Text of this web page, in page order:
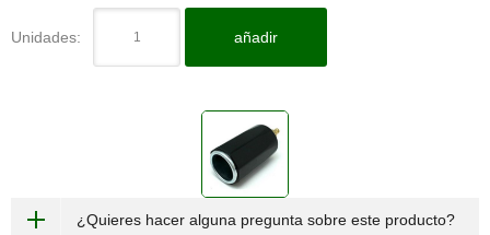
Unidades: añadir
¿Quieres hacer alguna pregunta sobre este producto?